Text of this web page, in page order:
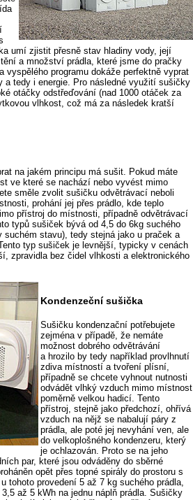
umí zjistit přesně stav hladiny vody, její
a množství prádla, které jsme do pračky
vyspělého programu dokáže perfektně vyprat
a tedy i energie. Pro následné využití sušičky
otáčky odstřeďování (nad 1000 otáček za
vlhkost, což má za následek kratší
na jakém principu má sušit. Pokud máte
ve které se nachází nebo vyvést mimo
směle zvolit sušičku odvětrávací neboli
prohání jej přes prádlo, kde teplo
přístroj do místnosti, případně odvětrávací
typů sušiček bývá od 4,5 do 6kg suchého
stavu), tedy stejná jako u praček a
typ sušiček je levnější, typicky v cenách
zpravidla bez čidel vlhkosti a elektronického
Kondenzeční sušička
Sušičku kondenzační potřebujete
zejména v případě, že nemáte
možnost dobrého odvětrávání
a hrozilo by tedy například provlhnutí
zdiva místností a tvoření plísní,
případně se chcete vyhnout nutnosti
odvádět vlhký vzduch mimo místnost
poměrně velkou hadicí. Tento
přístroj, stejně jako předchozí, ohřívá
vzduch na nějž se nabalují páry z
prádla, ale poté jej nevyhání ven, ale
do velkoplošného kondenzeru, který
je ochlazován. Proto se na jeho
par, které jsou odváděny do sběrné
opět přes topné spirály do prostoru s
tohoto provedení 5 až 7 kg suchého prádla,
až 5 kWh na jednu náplň prádla. Sušičky